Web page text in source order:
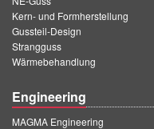
Kern- und Formherstellung
Gussteil-Design
Strangguss
Wärmebehandlung
Engineering
MAGMA Engineering